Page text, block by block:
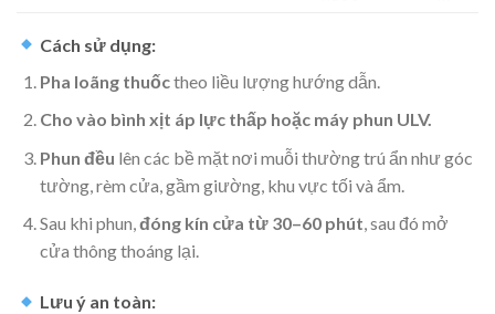
Cách sử dụng:
Pha loãng thuốctheo liều lượng hướng dẫn.
Cho vào bình xịt áp lực thấp hoặc máy phun ULV.
Phun đều lên các bề mặt nơi muỗi thường trú ẩn như góc
tường, rèm cửa, gầm giường, khu vực tối và ẩm.
Sau khi phun,đóng kín cửa từ 30–60 phút, sau đó mở
cửa thông thoáng lại.
Lưu ý an toàn: